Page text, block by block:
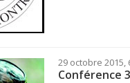
29 octobre 2015,
Conférence